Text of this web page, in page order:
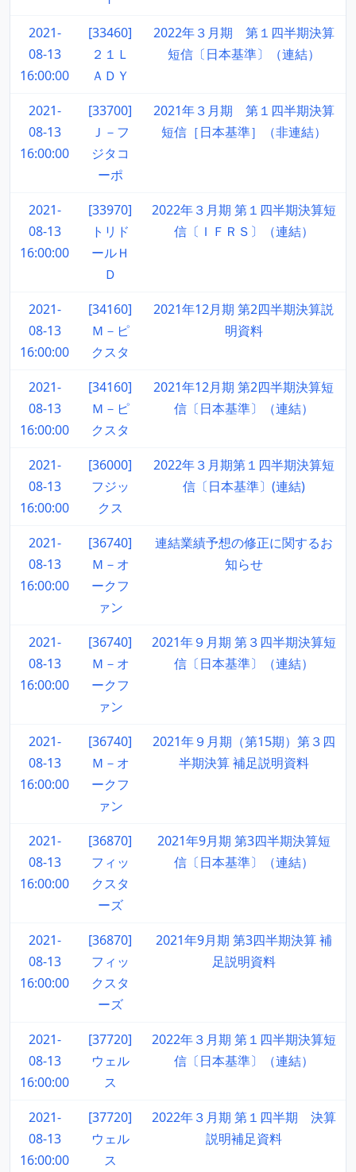
2021-
08-13
16:00:00
[33460]
２１Ｌ
ＡＤＹ
2022年３月期 第１四半期決算
短信〔日本基準〕（連結）
2021-
08-13
16:00:00
[33700]
Ｊ－フ
ジタコ
ーポ
2021年３月期 第１四半期決算
短信［日本基準］（非連結）
2021-
08-13
16:00:00
[33970]
トリド
ールＨ
Ｄ
2022年３月期 第１四半期決算短
信〔ＩＦＲＳ〕（連結）
2021-
08-13
16:00:00
[34160]
Ｍ－ピ
クスタ
2021年12月期 第2四半期決算説
明資料
2021-
08-13
16:00:00
[34160]
Ｍ－ピ
クスタ
2021年12月期 第2四半期決算短
信〔日本基準〕（連結）
2021-
08-13
16:00:00
[36000]
フジッ
クス
2022年３月期第１四半期決算短
信〔日本基準〕(連結)
2021-
08-13
16:00:00
[36740]
Ｍ－オ
ークフ
ァン
連結業績予想の修正に関するお
知らせ
2021-
08-13
16:00:00
[36740]
Ｍ－オ
ークフ
ァン
2021年９月期 第３四半期決算短
信〔日本基準〕（連結）
2021-
08-13
16:00:00
[36740]
Ｍ－オ
ークフ
ァン
2021年９月期（第15期）第３四
半期決算 補足説明資料
2021-
08-13
16:00:00
[36870]
フィッ
クスタ
ーズ
2021年9月期 第3四半期決算短
信〔日本基準〕（連結）
2021-
08-13
16:00:00
[36870]
フィッ
クスタ
ーズ
2021年9月期 第3四半期決算 補
足説明資料
2021-
08-13
16:00:00
[37720]
ウェル
ス
2022年３月期 第１四半期決算短
信〔日本基準〕（連結）
2021-
08-13
16:00:00
[37720]
ウェル
ス
2022年３月期 第１四半期 決算
説明補足資料